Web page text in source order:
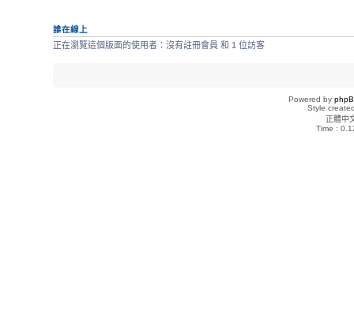
誰在線上
正在瀏覽這個版面的使用者：沒有註冊會員 和 1 位訪客
Powered by
Style
正體中
Time :